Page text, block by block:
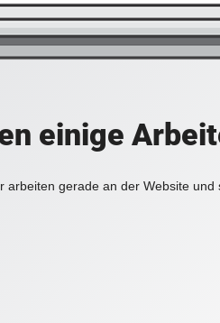
einige
arbeiten gerade an der Website und